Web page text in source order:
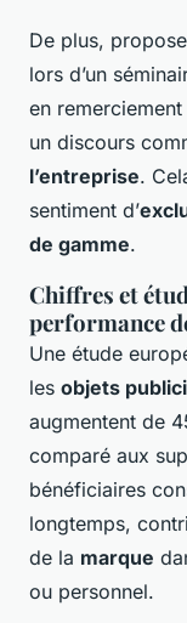
De plus,
lors d’un
en
un discours
l’entreprise.
sentiment d’
de gamme.
Chiffres et
performance
Une étude
les objets
augmentent de
comparé aux
bénéficiaires
longtemps,
de la marque
ou personnel.